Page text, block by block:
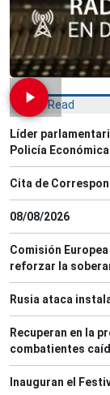
Most Read
Líder
Policía Económica
Cita de
08/08/2026
Comisión
reforzar la
Rusia ataca
Recuperan en la
combatientes
Inauguran el